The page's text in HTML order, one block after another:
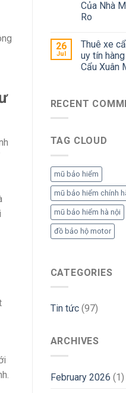
Của Nhà
Ro
26
Jul
Thuê xe
uy tín
Cẩu Xuân
RECENT
TAG CLOUD
mũ bảo hiểm
mũ bảo hiểm chính
mũ bảo hiểm hà nội
đồ bảo hộ motor
CATEGORIES
Tin tức(97)
ARCHIVES
February 2026 (1)